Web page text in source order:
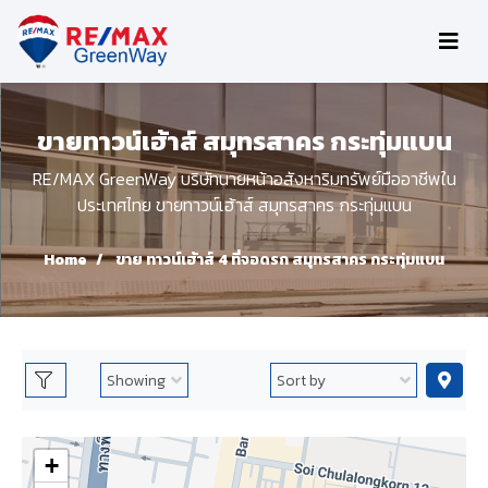
ขายทาวน์เฮ้าส์ สมุทรสาคร กระทุ่มแบน
RE/MAX GreenWay บริษัทนายหน้าอสังหาริมทรัพย์มืออาชีพใน
ประเทศไทย ขายทาวน์เฮ้าส์ สมุทรสาคร กระทุ่มแบน
Home ขาย ทาวน์เฮ้าส์ 4 ที่จอดรถ สมุทรสาคร กระทุ่มแบน
+